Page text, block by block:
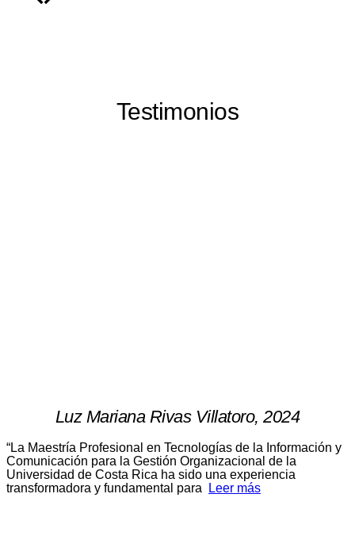
Testimonios
Luz Mariana Rivas Villatoro, 2024
“La Maestría Profesional en Tecnologías de la Información y
Comunicación para la Gestión Organizacional de la
Universidad de Costa Rica ha sido una experiencia
transformadora y fundamental para
Leer más